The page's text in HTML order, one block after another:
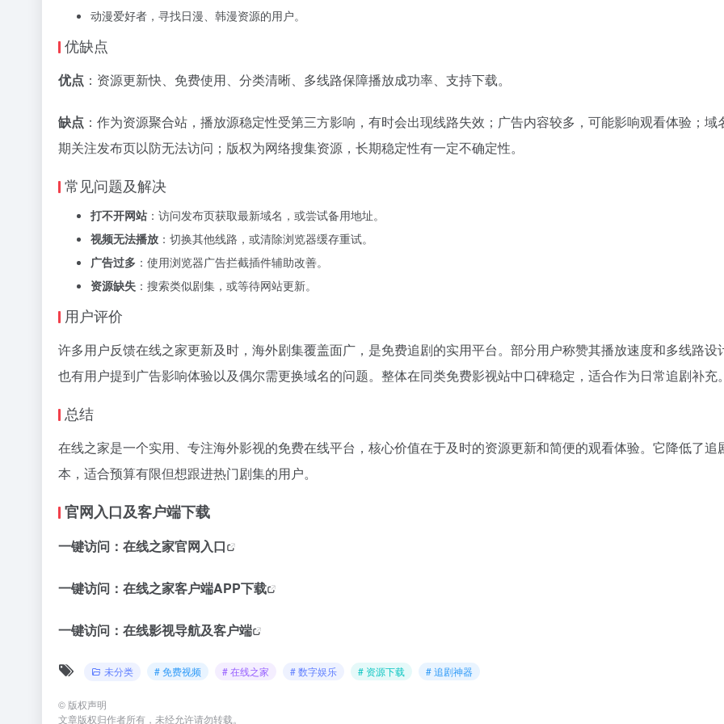
动漫爱好者，寻找日漫、韩漫资源的用户。
优缺点
优点 ：资源更新快、免费使用、分类清晰、多线路保障播放成功率、支持下载。
缺点 ：作为资源聚合站，播放源稳定性受第三方影响，有时会出现线路失效；广告内容较多，可能影响观看体验；域
期关注发布页以防无法访问；版权为网络搜集资源，长期稳定性有一定不确定性。
常见问题及解决
打不开网站 ：访问发布页获取最新域名，或尝试备用地址。
视频无法播放 ：切换其他线路，或清除浏览器缓存重试。
广告过多 ：使用浏览器广告拦截插件辅助改善。
资源缺失 ：搜索类似剧集，或等待网站更新。
用户评价
许多用户反馈在线之家更新及时，海外剧集覆盖面广，是免费追剧的实用平台。部分用户称赞其播放速度和多线路设
也有用户提到广告影响体验以及偶尔需更换域名的问题。整体在同类免费影视站中口碑稳定，适合作为日常追剧补充
总结
在线之家是一个实用、专注海外影视的免费在线平台，核心价值在于及时的资源更新和简便的观看体验。它降低了追
本，适合预算有限但想跟进热门剧集的用户。
官网入口及客户端下载
一键访问： 在线之家官网入口
一键访问： 在线之家客户端APP下载
一键访问： 在线影视导航及客户端
未分类 # 免费视频 # 在线之家 # 数字娱乐 # 资源下载 # 追剧神器
© 版权声明
文章版权归作者所有，未经允许请勿转载。